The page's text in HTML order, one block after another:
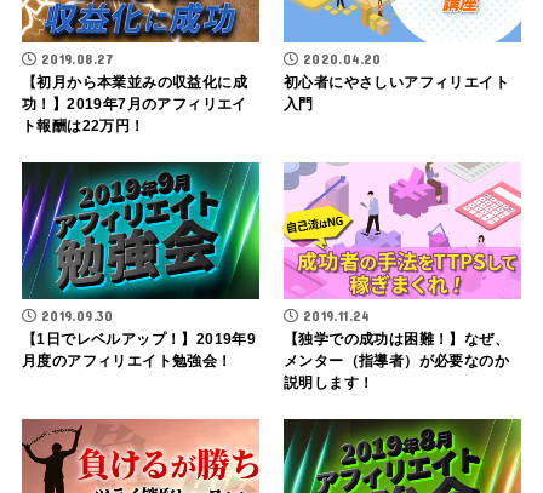
2019.08.27
【初月から本業並みの収益化に成
功！】2019年7月のアフィリエイ
ト報酬は22万円！
2020.04.20
初心者にやさしいアフィリエイト
入門
2019.09.30
【1日でレベルアップ！】2019年9
月度のアフィリエイト勉強会！
2019.11.24
【独学での成功は困難！】なぜ、
メンター（指導者）が必要なのか
説明します！